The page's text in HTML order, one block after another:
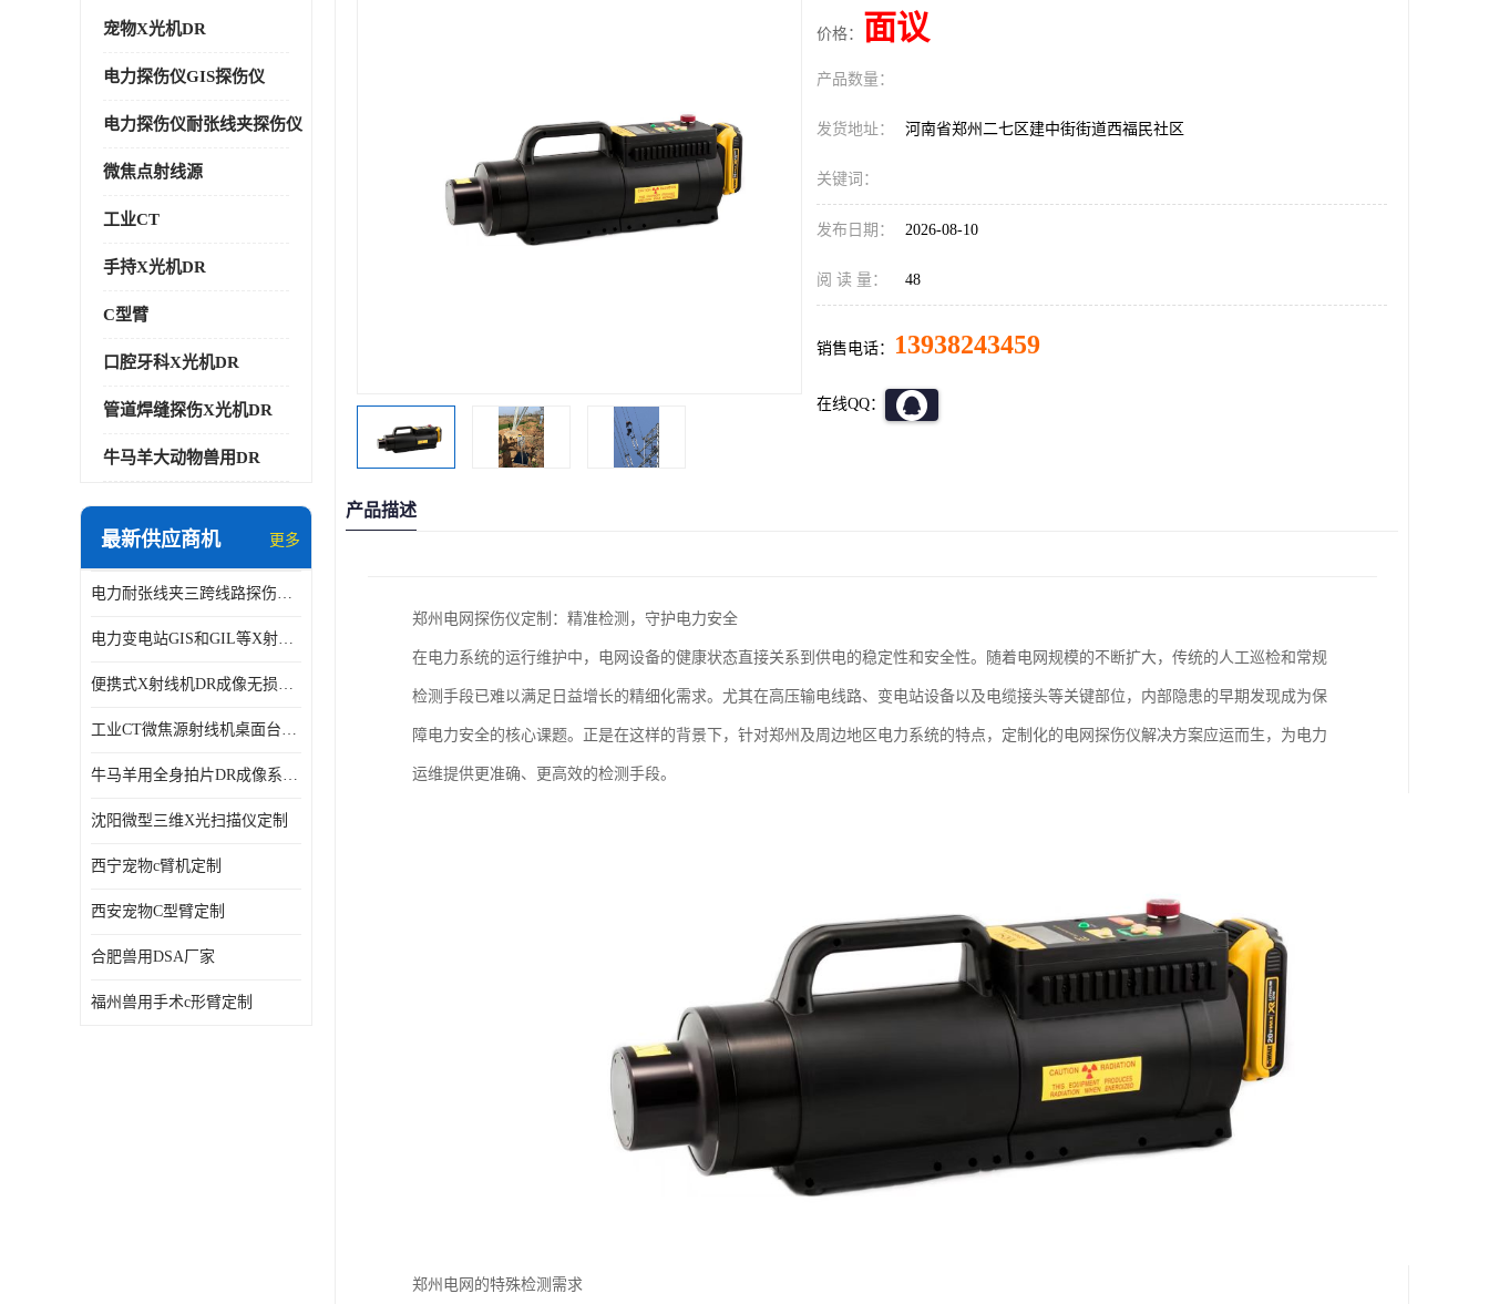
宠物X光机DR
电力探伤仪GIS探伤仪
电力探伤仪耐张线夹探伤仪
微焦点射线源
工业CT
手持X光机DR
C型臂
口腔牙科X光机DR
管道焊缝探伤X光机DR
牛马羊大动物兽用DR
最新供应商机 更多
电力耐张线夹三跨线路探伤仪X射线机DR成像检测系统
电力变电站GIS和GIL等X射线探伤检测系统
便携式X射线机DR成像无损探伤检测系统
工业CT微焦源射线机桌面台式CT实验动物三维X光成像系统微型CT
牛马羊用全身拍片DR成像系统动物园兽医站数字化X光机悬吊牛用DR
沈阳微型三维X光扫描仪定制
西宁宠物c臂机定制
西安宠物C型臂定制
合肥兽用DSA厂家
福州兽用手术c形臂定制
价格： 面议
产品数量：
发货地址： 河南省郑州二七区建中街街道西福民社区
关键词：
发布日期： 2026-08-10
阅 读 量： 48
销售电话： 13938243459
在线QQ：
产品描述
郑州电网探伤仪定制：精准检测，守护电力安全
在电力系统的运行维护中，电网设备的健康状态直接关系到供电的稳定性和安全性。随着电网规模的不断扩大，传统的人工巡检和常规
检测手段已难以满足日益增长的精细化需求。尤其在高压输电线路、变电站设备以及电缆接头等关键部位，内部隐患的早期发现成为保
障电力安全的核心课题。正是在这样的背景下，针对郑州及周边地区电力系统的特点，定制化的电网探伤仪解决方案应运而生，为电力
运维提供更准确、更高效的检测手段。
郑州电网的特殊检测需求